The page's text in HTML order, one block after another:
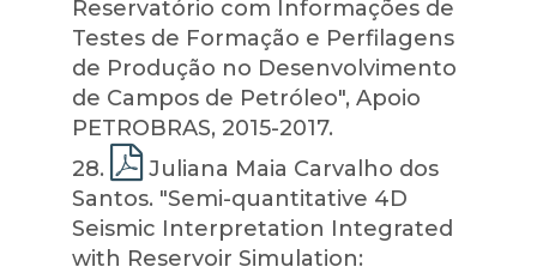
Reservatório com Informações de
Testes de Formação e Perfilagens
de Produção no Desenvolvimento
de Campos de Petróleo", Apoio
PETROBRAS, 2015-2017.
28.
Juliana Maia Carvalho dos
Santos. "Semi-quantitative 4D
Seismic Interpretation Integrated
with Reservoir Simulation: